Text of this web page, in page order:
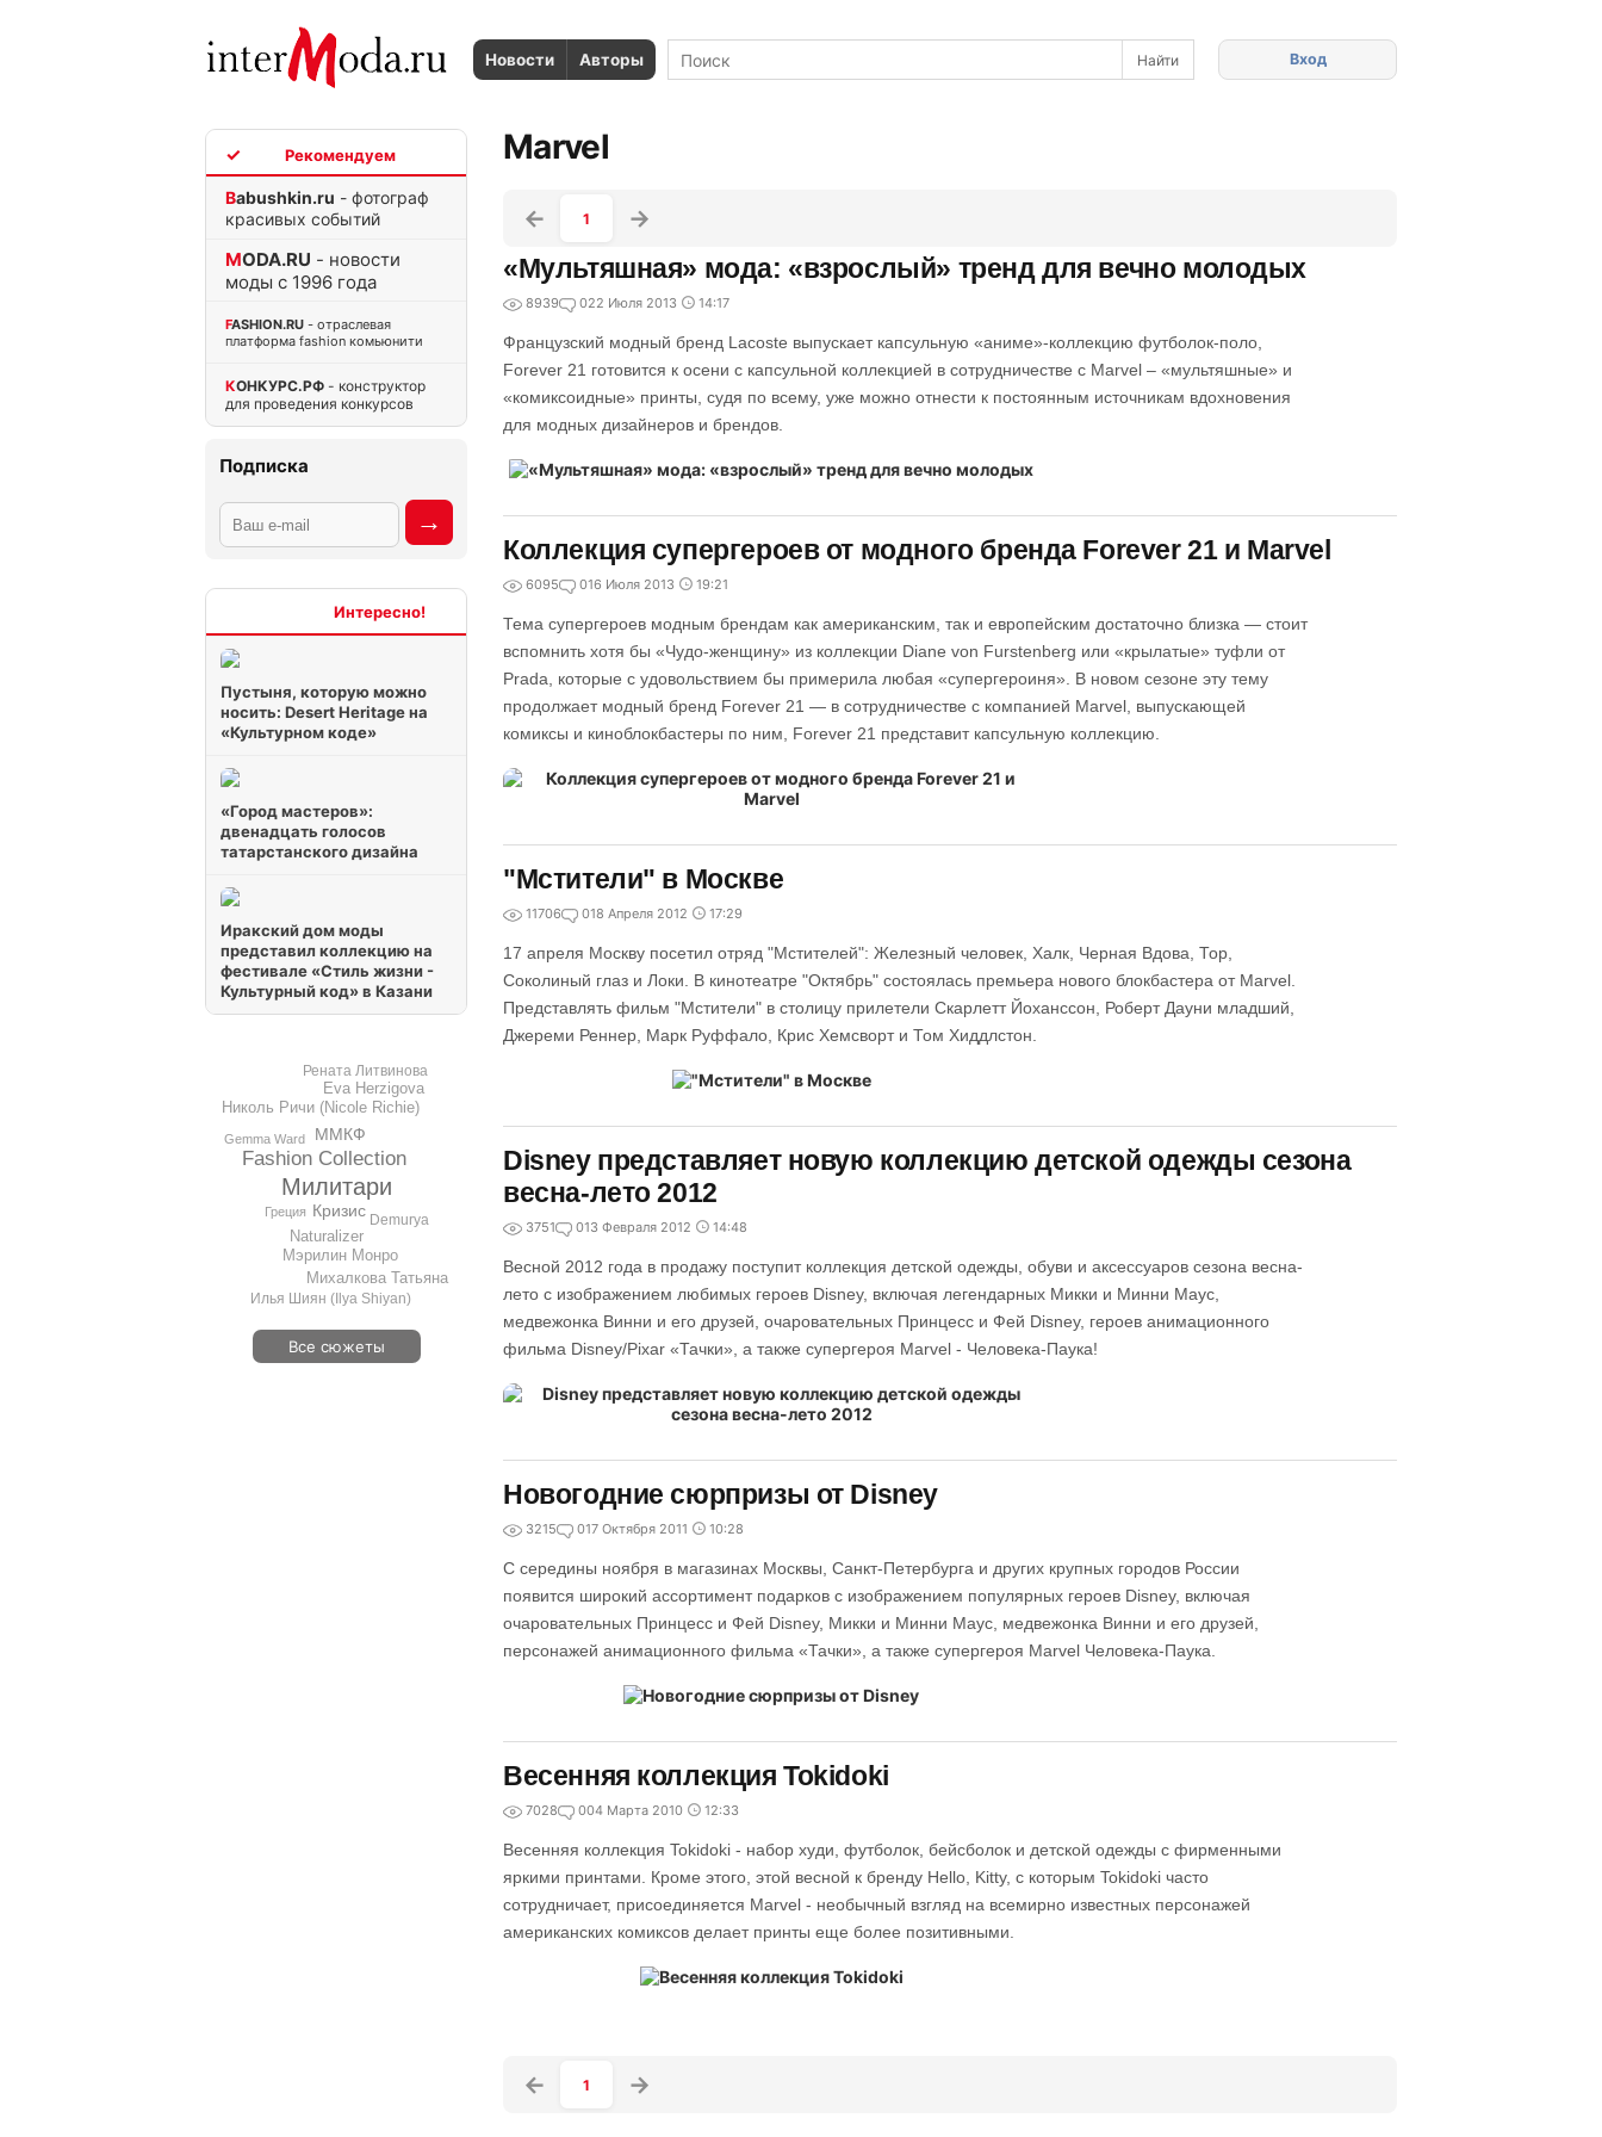
Новости Авторы Вход
Babushkin.ru - фотограф
красивых событий
MODA.RU - новости
моды с 1996 года
FASHION.RU - отраслевая
платформа fashion комьюнити
КОНКУРС.РФ - конструктор
для проведения конкурсов
Подписка
Пустыня, которую можно
носить: Desert Heritage на
«Культурном коде»
«Город мастеров»:
двенадцать голосов
татарстанского дизайна
Иракский дом моды
представил коллекцию на
фестивале «Стиль жизни -
Культурный код» в Казани
Милитари
Fashion Collection
Кризис
ММКФ
Naturalizer
Николь Ричи (Nicole Richie)
Мэрилин Монро
Михалкова Татьяна
Eva Herzigova
Demurya
Илья Шиян (Ilya Shiyan)
Рената Литвинова
Греция
Gemma Ward
Все сюжеты
Marvel
1
«Мультяшная» мода: «взрослый» тренд для вечно молодых
8939 022 Июля 2013 14:17
Французский модный бренд Lacoste выпускает капсульную «аниме»-коллекцию футболок-поло,
Forever 21 готовится к осени с капсульной коллекцией в сотрудничестве с Marvel – «мультяшные» и
«комиксоидные» принты, судя по всему, уже можно отнести к постоянным источникам вдохновения
для модных дизайнеров и брендов.
Коллекция супергероев от модного бренда Forever 21 и Marvel
6095 016 Июля 2013 19:21
Тема супергероев модным брендам как американским, так и европейским достаточно близка — стоит
вспомнить хотя бы «Чудо-женщину» из коллекции Diane von Furstenberg или «крылатые» туфли от
Prada, которые с удовольствием бы примерила любая «супергероиня». В новом сезоне эту тему
продолжает модный бренд Forever 21 — в сотрудничестве с компанией Marvel, выпускающей
комиксы и киноблокбастеры по ним, Forever 21 представит капсульную коллекцию.
"Мстители" в Москве
11706 018 Апреля 2012 17:29
17 апреля Москву посетил отряд "Мстителей": Железный человек, Халк, Черная Вдова, Тор,
Соколиный глаз и Локи. В кинотеатре "Октябрь" состоялась премьера нового блокбастера от Marvel.
Представлять фильм "Мстители" в столицу прилетели Скарлетт Йоханссон, Роберт Дауни младший,
Джереми Реннер, Марк Руффало, Крис Хемсворт и Том Хиддлстон.
Disney представляет новую коллекцию детской одежды сезона
весна-лето 2012
3751 013 Февраля 2012 14:48
Весной 2012 года в продажу поступит коллекция детской одежды, обуви и аксессуаров сезона весна-
лето с изображением любимых героев Disney, включая легендарных Микки и Минни Маус,
медвежонка Винни и его друзей, очаровательных Принцесс и Фей Disney, героев анимационного
фильма Disney/Pixar «Тачки», а также супергероя Marvel - Человека-Паука!
Новогодние сюрпризы от Disney
3215 017 Октября 2011 10:28
С середины ноября в магазинах Москвы, Санкт-Петербурга и других крупных городов России
появится широкий ассортимент подарков с изображением популярных героев Disney, включая
очаровательных Принцесс и Фей Disney, Микки и Минни Маус, медвежонка Винни и его друзей,
персонажей анимационного фильма «Тачки», а также супергероя Marvel Человека-Паука.
Весенняя коллекция Tokidoki
7028 004 Марта 2010 12:33
Весенняя коллекция Tokidoki - набор худи, футболок, бейсболок и детской одежды с фирменными
яркими принтами. Кроме этого, этой весной к бренду Hello, Kitty, с которым Tokidoki часто
сотрудничает, присоединяется Marvel - необычный взгляд на всемирно известных персонажей
американских комиксов делает принты еще более позитивными.
1